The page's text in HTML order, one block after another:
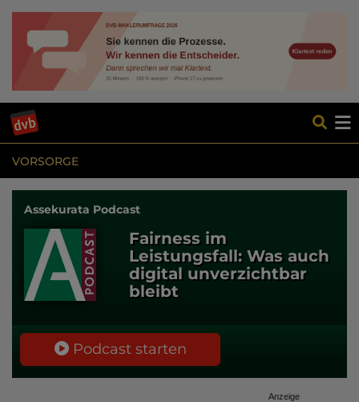
VORSORGE
Assekurata Podcast
Fairness im
Leistungsfall: Was auch
digital unverzichtbar
bleibt
Podcast starten
Anzeige